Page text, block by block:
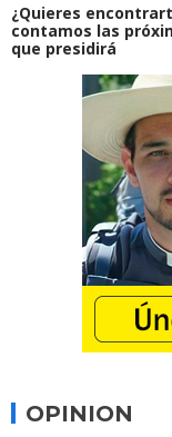
¿Quieres
contamos las
que presidirá
OPINION